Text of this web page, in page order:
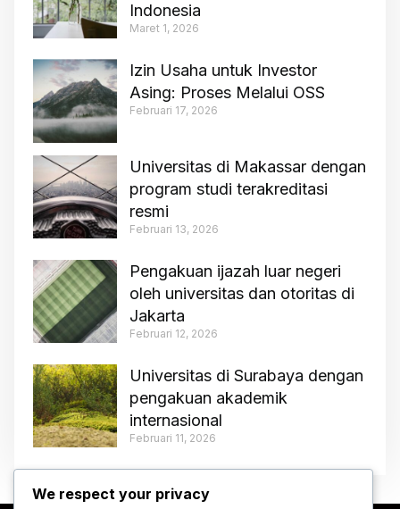
Indonesia
Maret 1, 2026
Izin Usaha untuk Investor
Asing: Proses Melalui OSS
Februari 17, 2026
Universitas di Makassar dengan
program studi terakreditasi
resmi
Februari 13, 2026
Pengakuan ijazah luar negeri
oleh universitas dan otoritas di
Jakarta
Februari 12, 2026
Universitas di Surabaya dengan
pengakuan akademik
internasional
Februari 11, 2026
We respect your privacy